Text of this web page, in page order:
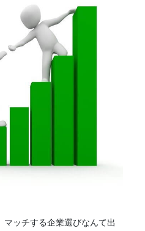
マッチする企業選びなんて出